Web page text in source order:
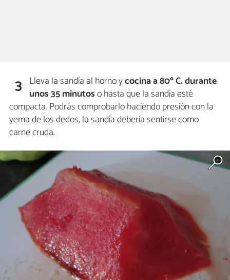
3 Lleva la sandía al horno ycocina a 80º C. durante
unos 35 minutoso hasta que la sandía esté
compacta. Podrás comprobarlo haciendo presión con la
yema de los dedos, la sandía debería sentirse como
carne cruda.